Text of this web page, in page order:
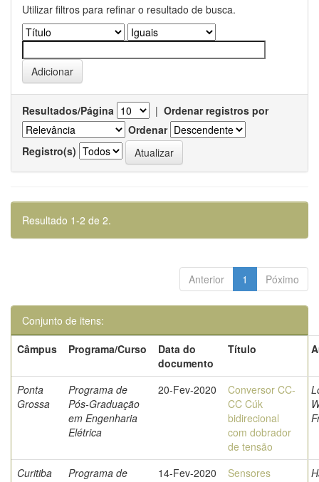
Utilizar filtros para refinar o resultado de busca.
Resultados/Página | Ordenar registros por
Ordenar
Registro(s)
Resultado 1-2 de 2.
Anterior 1 Póximo
Conjunto de itens:
Câmpus
Programa/Curso
Data do
documento
Título
Ponta
Grossa
Programa de
Pós-Graduação
em Engenharia
Elétrica
20-Fev-2020
Conversor CC-
CC Cúk
bidirecional
com dobrador
de tensão
Curitiba
Programa de
14-Fev-2020
Sensores